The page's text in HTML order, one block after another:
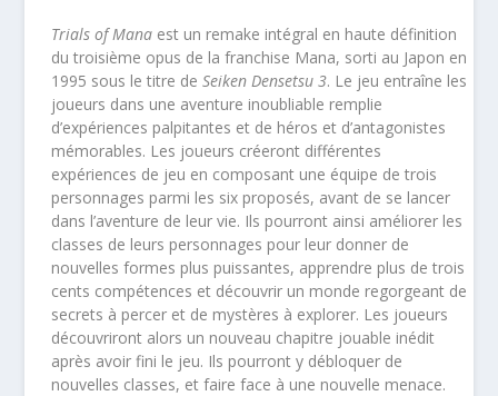
Trials of Mana est un remake intégral en haute définition
du troisième opus de la franchise Mana, sorti au Japon en
1995 sous le titre deSeiken Densetsu 3. Le jeu entraîne les
joueurs dans une aventure inoubliable remplie
d’expériences palpitantes et de héros et d’antagonistes
mémorables. Les joueurs créeront différentes
expériences de jeu en composant une équipe de trois
personnages parmi les six proposés, avant de se lancer
dans l’aventure de leur vie. Ils pourront ainsi améliorer les
classes de leurs personnages pour leur donner de
nouvelles formes plus puissantes, apprendre plus de trois
cents compétences et découvrir un monde regorgeant de
secrets à percer et de mystères à explorer. Les joueurs
découvriront alors un nouveau chapitre jouable inédit
après avoir fini le jeu. Ils pourront y débloquer de
nouvelles classes, et faire face à une nouvelle menace.